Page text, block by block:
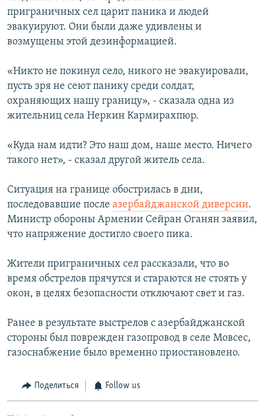
приграничных сел царит паника и людей
эвакуируют. Они были даже удивлены и
возмущены этой дезинформацией.
«Никто не покинул село, никого не эвакуировали,
пусть зря не сеют панику среди солдат,
охраняющих нашу границу», - сказала одна из
жительниц села Неркин Кармирахпюр.
«Куда нам идти? Это наш дом, наше место. Ничего
такого нет», - сказал другой житель села.
Ситуация на границе обострилась в дни,
последовавшие после азербайджанской диверсии.
Министр обороны Армении Сейран Оганян заявил,
что напряжение достигло своего пика.
Жители приграничных сел рассказали, что во
время обстрелов прячутся и стараются не стоять у
окон, в целях безопасности отключают свет и газ.
Ранее в результате выстрелов с азербайджанской
стороны был поврежден газопровод в селе Мовсес,
газоснабжение было временно приостановлено.
Поделиться Follow us